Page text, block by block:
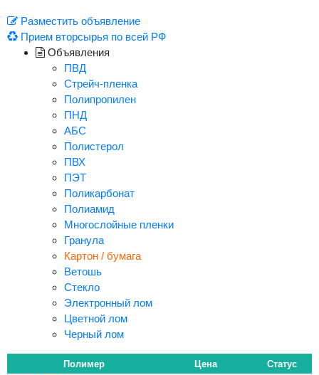
Разместить объявление
Прием вторсырья по всей РФ
Объявления
ПВД
Стрейч-пленка
Полипропилен
ПНД
АБС
Полистерол
ПВХ
ПЭТ
Поликарбонат
Полиамид
Многослойные пленки
Гранула
Картон / бумага
Ветошь
Стекло
Электронный лом
Цветной лом
Черный лом
Полимер Цена Статус